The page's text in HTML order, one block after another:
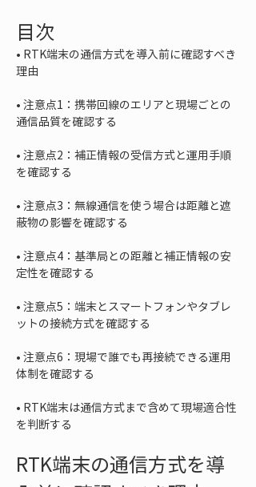
目次
• RTK端末の通信方式を導入前に確認すべき
• 注意点1：携帯回線のエリアと現場ごとの
• 注意点2：補正情報の受信方式と運用手順
• 注意点3：無線通信を使う場合は距離と遮
• 注意点4：基準局との距離と補正情報の安
• 注意点5：端末とスマートフォンやタブレ
• 注意点6：現場で誰でも再接続できる運用
• RTK端末は通信方式まで含めて現場適合性
を判断する
RTK端末の通信方式を導